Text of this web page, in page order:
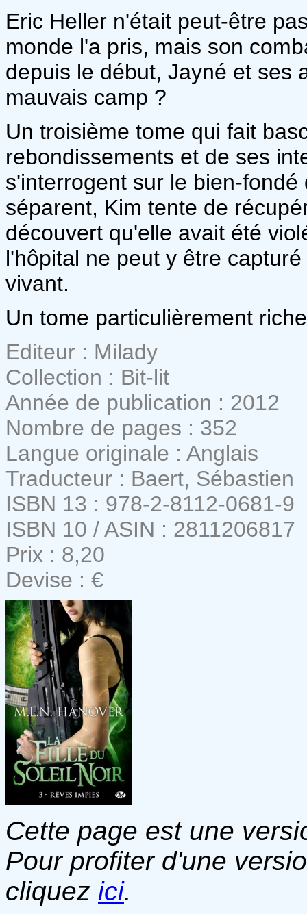
Eric Heller n'était peut-être
monde l'a pris, mais son
depuis le début, Jayné et ses
mauvais camp ?
Un troisième tome qui fait
rebondissements et de ses
s'interrogent sur le bien-
séparent, Kim tente de
découvert qu'elle avait été
l'hôpital ne peut y être
vivant.
Un tome particulièrement
Editeur : Milady
Collection : Bit-lit
Année de publication : 2012
Nombre de pages : 352
Langue originale : Anglais
Traducteur : Baert, Sébastien
ISBN 13 : 978-2-8112-0681-9
ISBN 10 / ASIN : 2811206817
Prix : 8,20
Devise : €
Cette page est une
Pour profiter d'une
cliquez ici.